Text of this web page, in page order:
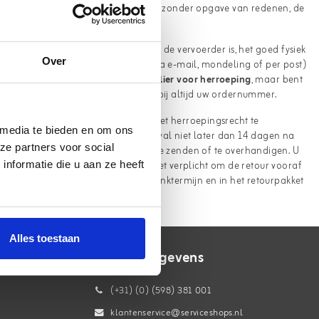
Over
te bieden en om ons
partners voor social
die u aan ze heeft
Alles toestaan
binnen een termijn van 14 dagen, zonder opgave van redenen, de
u aangewezen derde, die niet de vervoerder is, het goed fysiek
een ondubbelzinnige verklaring (via e-mail, mondeling of per post)
van hetmodelformulier voor herroeping, maar bent
. Vermeld hierbij altijd uw ordernummer.
betreffende uw uitoefening van het herroepingsrecht te
onverwijld, doch in ieder geval niet later dan 14 dagen na
medegedeeld, aan ons terug te zenden of te overhandigen. U
is verstreken. U bent echter niet verplicht om de retour vooraf
te retourneren binnen de bedenktermijn en in het retourpakket
Contactgegevens
(+31) (0) (598) 381 001
klantenservice@serviceshops.nl